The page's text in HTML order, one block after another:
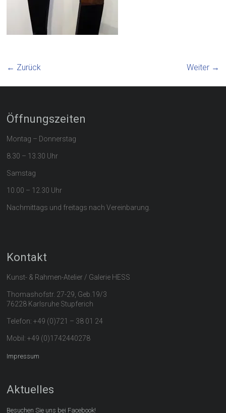
← Zurück Weiter →
Öffnungszeiten
Montag – Donnerstag
8.30 – 13.30 Uhr
Samstag
10.00 – 12.30 Uhr
Nachmittags und freitags nach Vereinbarung.
Kontakt
Kunst- & Rahmen-Atelier / Galerie HESS
Thomashofstr. 27-29, Geb.19/3
76228 Karlsruhe Stupferich
Telefon: +49 (0)721 – 38 01 24
Mobil: +49 (0)1742440278
Impressum
Aktuelles
Besuchen Sie uns bei Facebook!